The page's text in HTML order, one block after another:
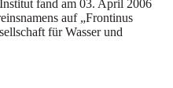
fand am 03. April 2006
auf „Frontinus
für Wasser und